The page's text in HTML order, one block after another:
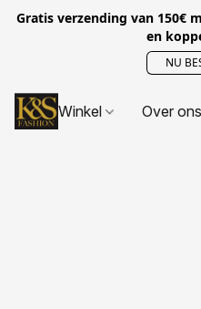
Gratis verzending van 150€
en
NU
Winkel Over ons